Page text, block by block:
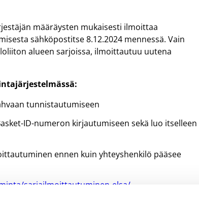
määräysten mukaisesti ilmoittaa
sähköpostitse 8.12.2024 mennessä. Vain
alueen sarjoissa, ilmoittautuu uutena
tunnistautumiseen
ID-numeron kirjautumiseen sekä luo itselleen
ennen kuin yhteyshenkilö pääsee
sarjailmoittautuminen-elsa/